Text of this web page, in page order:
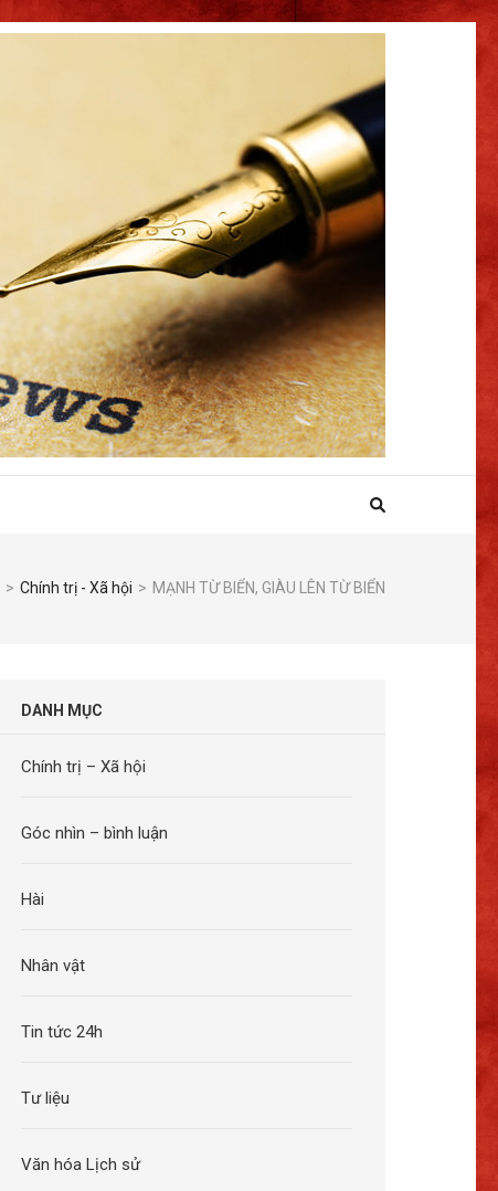
> Chính trị - Xã hội > MẠNH TỪ BIỂN, GIÀU LÊN TỪ BIỂN
DANH MỤC
Chính trị – Xã hội
Góc nhìn – bình luận
Hài
Nhân vật
Tin tức 24h
Tư liệu
Văn hóa Lịch sử